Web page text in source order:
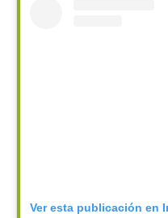
Ver esta publicación en